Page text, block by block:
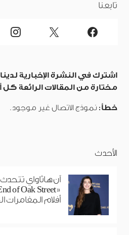
تابعنا
اشترك في النشرة الإخبارية
مختارة من المقالات الرائعة
خطأ: نموذج الاتصال غير موجود.
الأحدث
آن هاثاواي
أفلام المغامرات